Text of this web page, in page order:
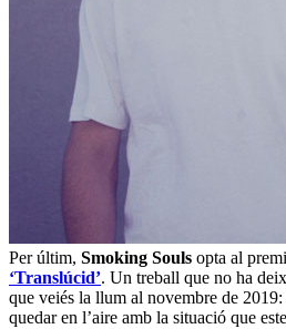
Per últim, Smoking Souls opta al
‘Translúcid’. Un treball que no ha
que veiés la llum al novembre de
quedar en l’aire amb la situació que